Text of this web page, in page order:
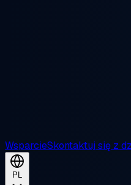
WsparcieSkontaktuj się z
PL